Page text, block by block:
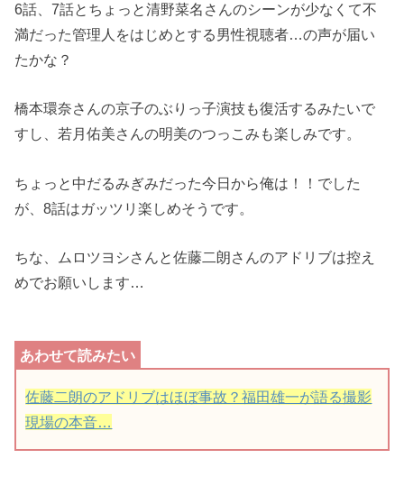
6話、7話とちょっと清野菜名さんのシーンが少なくて不
満だった管理人をはじめとする男性視聴者…の声が届い
たかな？
橋本環奈さんの京子のぶりっ子演技も復活するみたいで
すし、若月佑美さんの明美のつっこみも楽しみです。
ちょっと中だるみぎみだった今日から俺は！！でした
が、8話はガッツリ楽しめそうです。
ちな、ムロツヨシさんと佐藤二朗さんのアドリブは控え
めでお願いします…
佐藤二朗のアドリブはほぼ事故？福田雄一が語る撮影
現場の本音…